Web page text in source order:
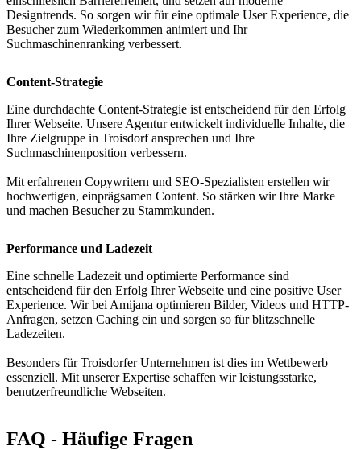
Designtrends. So sorgen wir für eine optimale User Experience, die
Besucher zum Wiederkommen animiert und Ihr
Suchmaschinenranking verbessert.
Content-Strategie
Eine durchdachte Content-Strategie ist entscheidend für den Erfolg
Ihrer Webseite. Unsere Agentur entwickelt individuelle Inhalte, die
Ihre Zielgruppe in Troisdorf ansprechen und Ihre
Suchmaschinenposition verbessern.
Mit erfahrenen Copywritern und SEO-Spezialisten erstellen wir
hochwertigen, einprägsamen Content. So stärken wir Ihre Marke
und machen Besucher zu Stammkunden.
Performance und Ladezeit
Eine schnelle Ladezeit und optimierte Performance sind
entscheidend für den Erfolg Ihrer Webseite und eine positive User
Experience. Wir bei Amijana optimieren Bilder, Videos und HTTP-
Anfragen, setzen Caching ein und sorgen so für blitzschnelle
Ladezeiten.
Besonders für Troisdorfer Unternehmen ist dies im Wettbewerb
essenziell. Mit unserer Expertise schaffen wir leistungsstarke,
benutzerfreundliche Webseiten.
FAQ - Häufige Fragen